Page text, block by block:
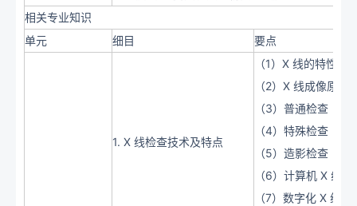
相关专业知识
单元
细目 要点
1. X 线检查技术及特点
（1）X 线的特性
（2）X 线成像原理
（3）普通检查
（4）特殊检查
（5）造影检查
（6）计算机 X 线
（7）数字化 X 线